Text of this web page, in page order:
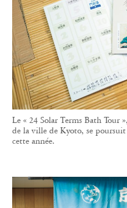
Le « 24 Solar Terms Bath Tour
de la ville de Kyoto, se
cette année.